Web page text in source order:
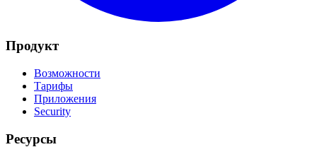
Продукт
Возможности
Тарифы
Приложения
Security
Ресурсы